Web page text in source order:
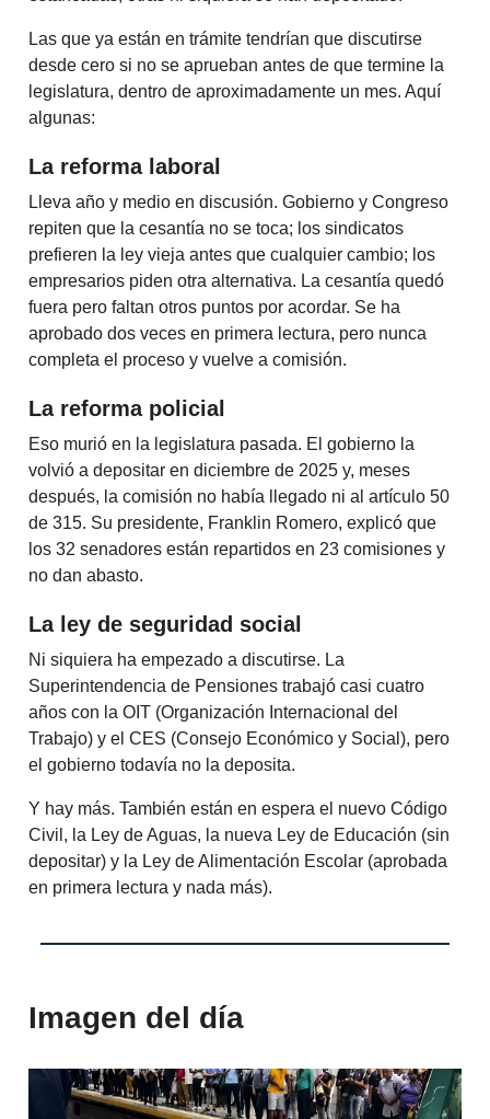
Las que ya están en trámite tendrían que discutirse
desde cero si no se aprueban antes de que termine la
legislatura, dentro de aproximadamente un mes. Aquí
algunas:
La reforma laboral
Lleva año y medio en discusión. Gobierno y Congreso
repiten que la cesantía no se toca; los sindicatos
prefieren la ley vieja antes que cualquier cambio; los
empresarios piden otra alternativa. La cesantía quedó
fuera pero faltan otros puntos por acordar. Se ha
aprobado dos veces en primera lectura, pero nunca
completa el proceso y vuelve a comisión.
La reforma policial
Eso murió en la legislatura pasada. El gobierno la
volvió a depositar en diciembre de 2025 y, meses
después, la comisión no había llegado ni al artículo 50
de 315. Su presidente, Franklin Romero, explicó que
los 32 senadores están repartidos en 23 comisiones y
no dan abasto.
La ley de seguridad social
Ni siquiera ha empezado a discutirse. La
Superintendencia de Pensiones trabajó casi cuatro
años con la OIT (Organización Internacional del
Trabajo) y el CES (Consejo Económico y Social), pero
el gobierno todavía no la deposita.
Y hay más. También están en espera el nuevo Código
Civil, la Ley de Aguas, la nueva Ley de Educación (sin
depositar) y la Ley de Alimentación Escolar (aprobada
en primera lectura y nada más).
Imagen del día